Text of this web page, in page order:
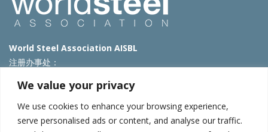
We value your privacy
We use cookies to enhance your browsing experience,
serve personalised ads or content, and analyse our traffic.
World Steel Association AISBL
注册办事处：
T: +32 2 702 89 00 – E:steel@worldsteel.org